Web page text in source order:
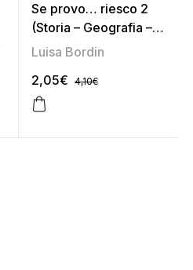
Se provo… riesco 2
(Storia – Geografia –
Studi sociali –
Luisa Bordin
2,05€ 4,10€